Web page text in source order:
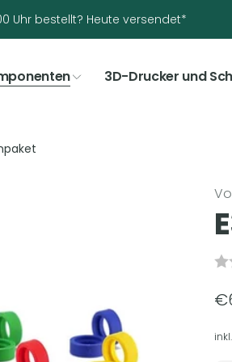
Uhr bestellt? Heute versendet*
3D-Drucker und